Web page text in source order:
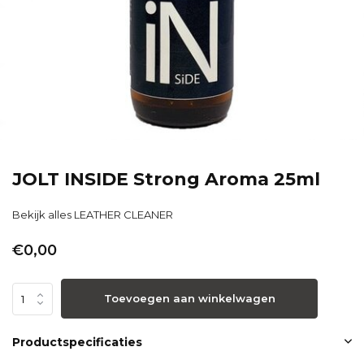
JOLT INSIDE Strong Aroma 25ml
Bekijk alles LEATHER CLEANER
€0,00
Toevoegen aan winkelwagen
Productspecificaties